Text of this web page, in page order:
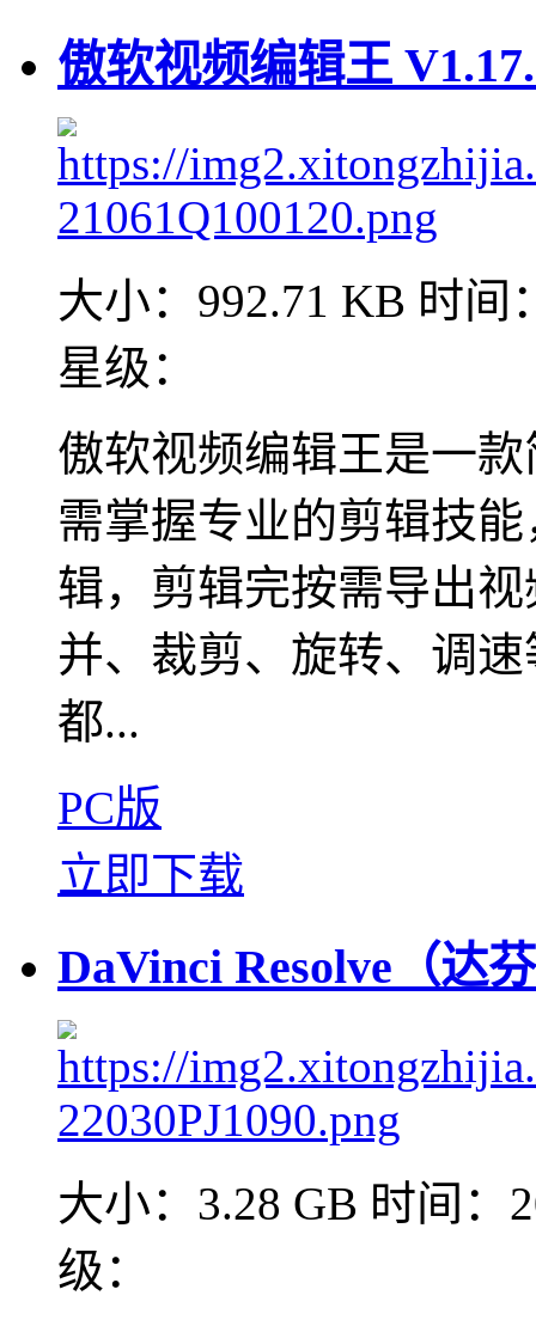
傲软视频编辑王
大小：992.71 KB 时间
星级：
傲软视频编辑王是一
需掌握专业的剪辑技
辑，剪辑完按需导出
并、裁剪、旋转、调
都...
PC版
立即下载
DaVinci Resolve（达
大小：3.28 GB 时间：
级：